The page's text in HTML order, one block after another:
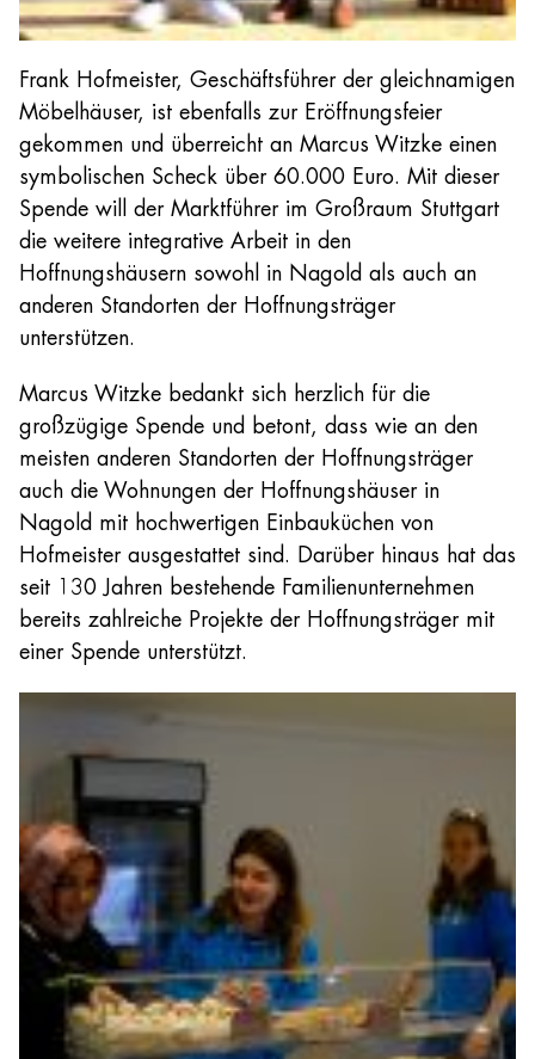
Frank Hofmeister, Geschäftsführer der gleichnamigen
Möbelhäuser, ist ebenfalls zur Eröffnungsfeier
gekommen und überreicht an Marcus Witzke einen
symbolischen Scheck über 60.000 Euro. Mit dieser
Spende will der Marktführer im Großraum Stuttgart
die weitere integrative Arbeit in den
Hoffnungshäusern sowohl in Nagold als auch an
anderen Standorten der Hoffnungsträger
unterstützen.
Marcus Witzke bedankt sich herzlich für die
großzügige Spende und betont, dass wie an den
meisten anderen Standorten der Hoffnungsträger
auch die Wohnungen der Hoffnungshäuser in
Nagold mit hochwertigen Einbauküchen von
Hofmeister ausgestattet sind. Darüber hinaus hat das
seit 130 Jahren bestehende Familienunternehmen
bereits zahlreiche Projekte der Hoffnungsträger mit
einer Spende unterstützt.